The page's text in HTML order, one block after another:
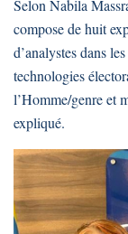
Selon Nabila
compose de huit
d’analystes dans
technologies
l’Homme/genre et
expliqué.